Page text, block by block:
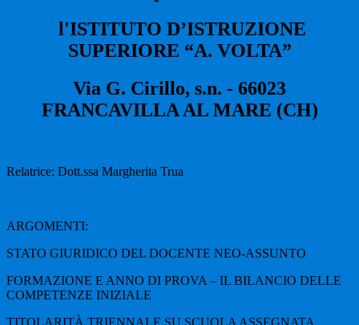
l'ISTITUTO D’ISTRUZIONE
SUPERIORE “A. VOLTA”
Via G. Cirillo, s.n. - 66023
FRANCAVILLA AL MARE (CH)
Relatrice: Dott.ssa Margherita Trua
ARGOMENTI:
STATO GIURIDICO DEL DOCENTE NEO-ASSUNTO
FORMAZIONE E ANNO DI PROVA – IL BILANCIO DELLE
COMPETENZE INIZIALE
TITOLARITÀ TRIENNALE SU SCUOLA ASSEGNATA